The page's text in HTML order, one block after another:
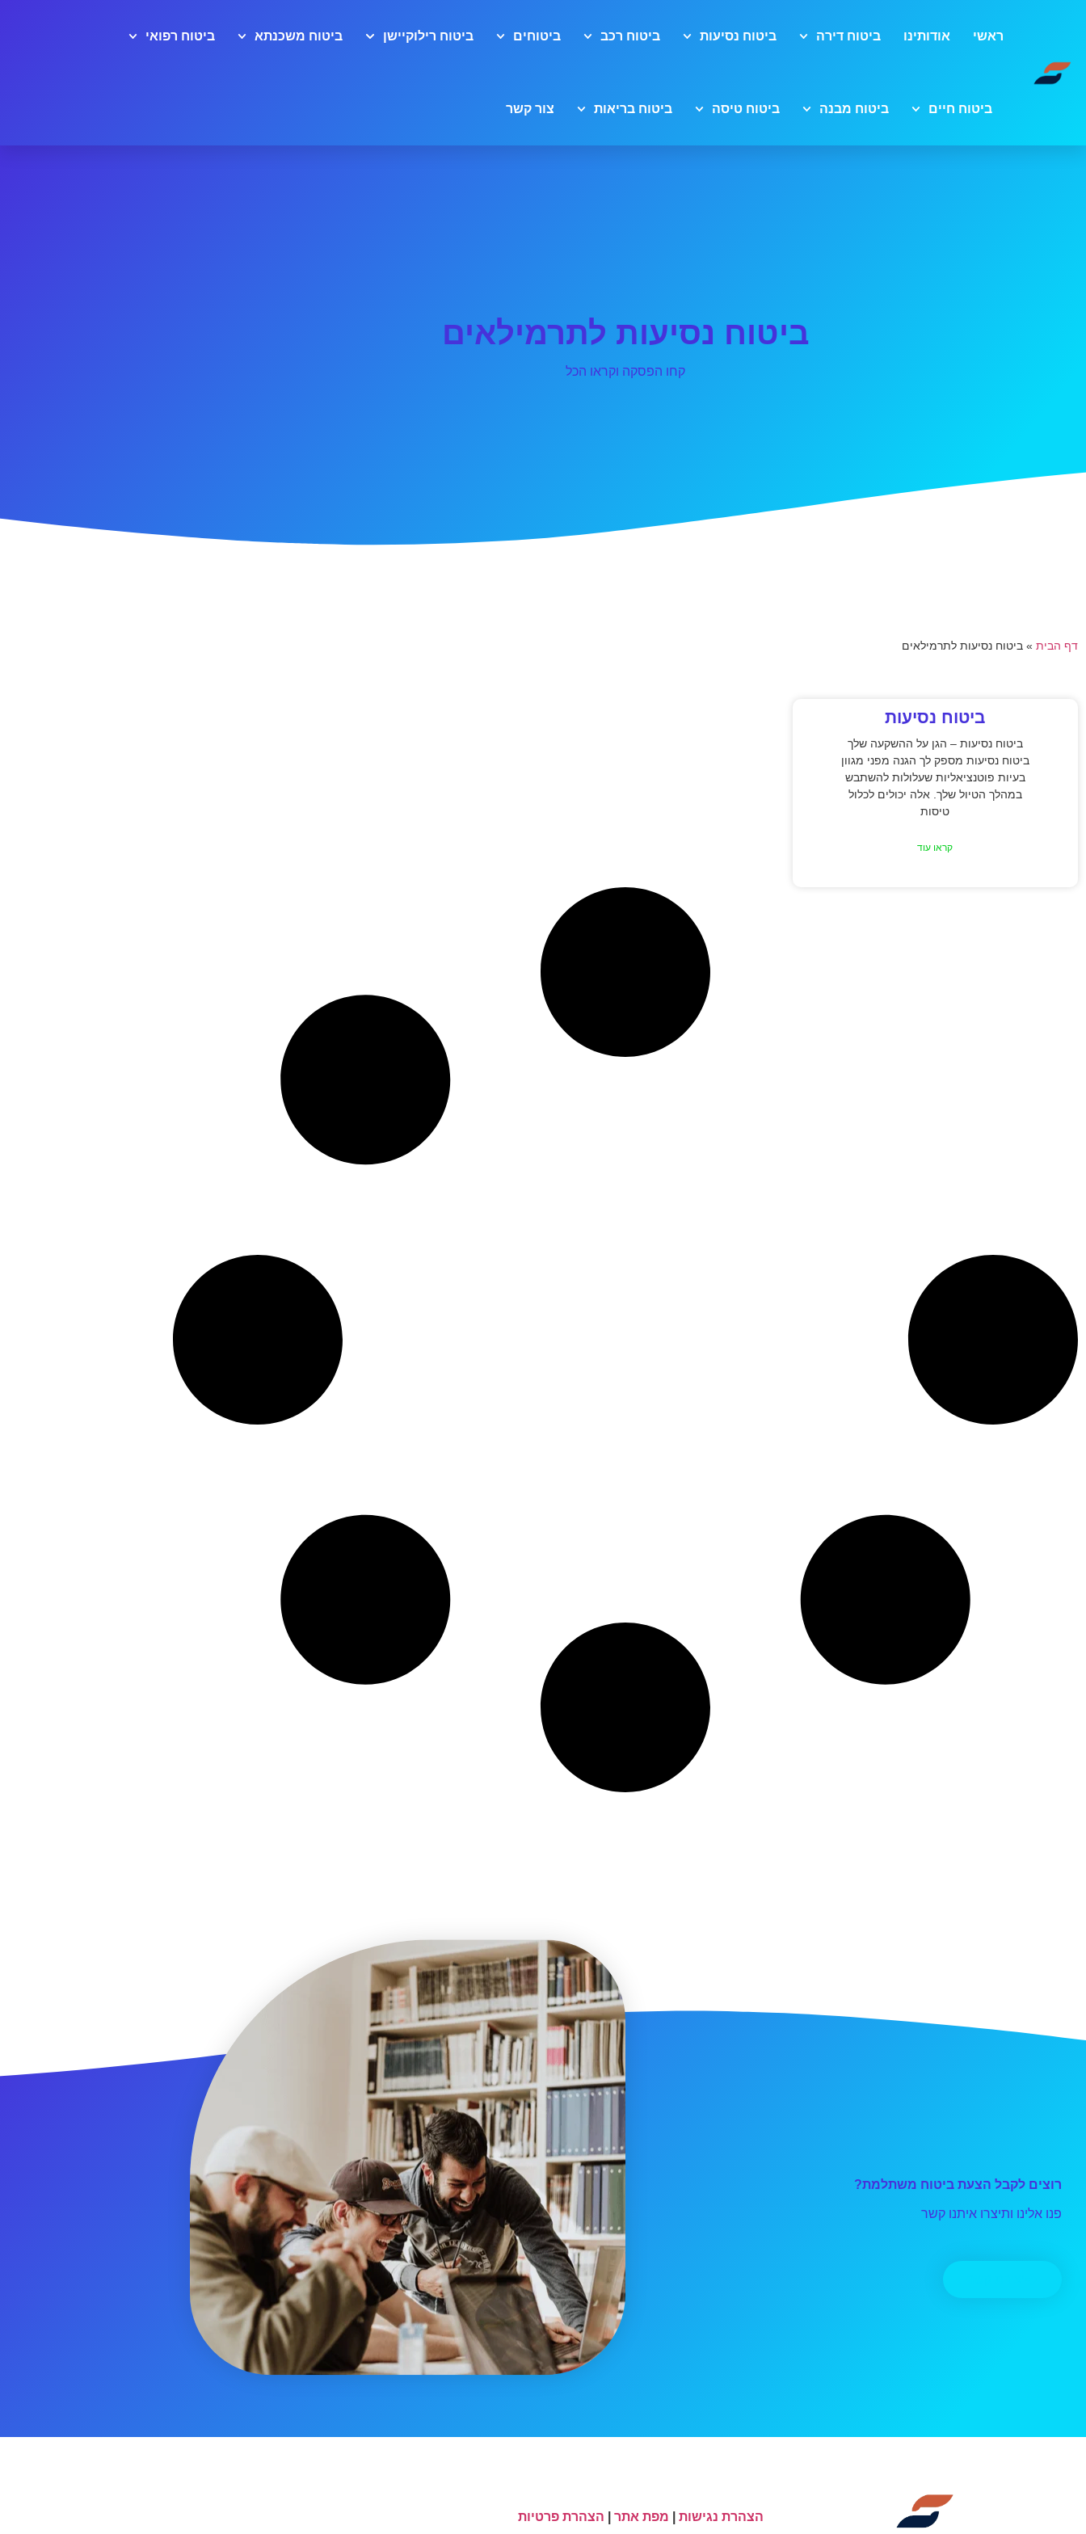
ראשי אודותינו ביטוח דירה ביטוח נסיעות ביטוח רכב ביטוחים ביטוח רילוקיישן ביטוח משכנתא ביטוח רפואי
ביטוח חיים ביטוח מבנה ביטוח טיסה ביטוח בריאות צור קשר
ביטוח נסיעות לתרמילאים
קחו הפסקה וקראו הכל
דף הבית » ביטוח נסיעות לתרמילאים
ביטוח נסיעות
ביטוח נסיעות – הגן על ההשקעה שלך
ביטוח נסיעות מספק לך הגנה מפני מגוון
בעיות פוטנציאליות שעלולות להשתבש
במהלך הטיול שלך. אלה יכולים לכלול
טיסות
קראו עוד
רוצים לקבל הצעת ביטוח משתלמת?
פנו אלינו ותיצרו איתנו קשר
הצהרת נגישות מפת אתר הצהרת פרטיות